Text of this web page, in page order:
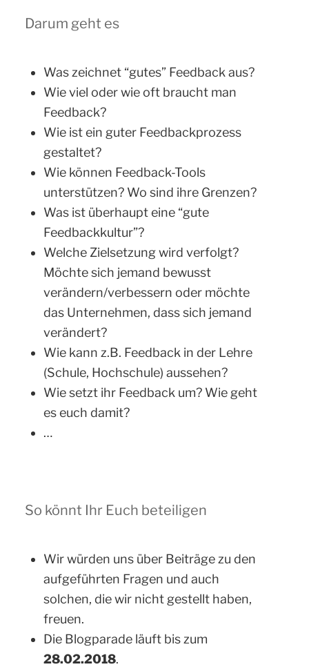
Darum geht es
Was zeichnet “gutes” Feedback aus?
Wie viel oder wie oft braucht man
Feedback?
Wie ist ein guter Feedbackprozess
gestaltet?
Wie können Feedback-Tools
unterstützen? Wo sind ihre Grenzen?
Was ist überhaupt eine “gute
Feedbackkultur”?
Welche Zielsetzung wird verfolgt?
Möchte sich jemand bewusst
verändern/verbessern oder möchte
das Unternehmen, dass sich jemand
verändert?
Wie kann z.B. Feedback in der Lehre
(Schule, Hochschule) aussehen?
Wie setzt ihr Feedback um? Wie geht
es euch damit?
…
So könnt Ihr Euch beteiligen
Wir würden uns über Beiträge zu den
aufgeführten Fragen und auch
solchen, die wir nicht gestellt haben,
freuen.
Die Blogparade läuft bis zum
28.02.2018.